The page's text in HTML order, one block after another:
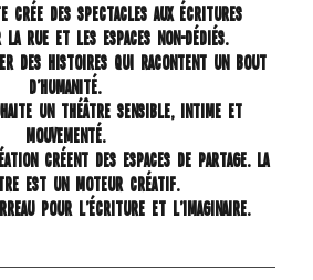
crée des spectacles aux écritures
rue et les espaces non-dédiés.
des histoires qui racontent un bout
d’humanité.
un théâtre sensible, intime et
mouvementé.
créent des espaces de partage. La
est un moteur créatif.
pour l’écriture et l’imaginaire.